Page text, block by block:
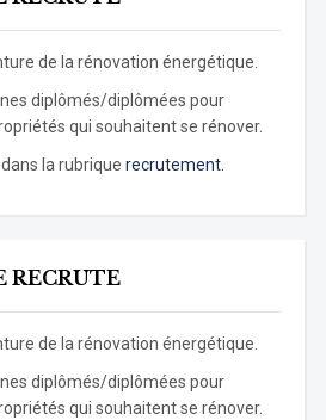
de la rénovation énergétique.
diplômés/diplômées pour
qui souhaitent se rénover.
la rubrique recrutement.
RECRUTE
de la rénovation énergétique.
diplômés/diplômées pour
qui souhaitent se rénover.